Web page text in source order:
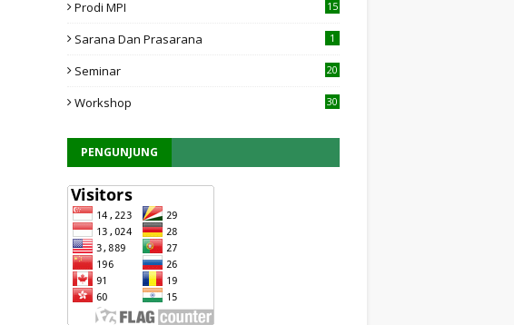
Prodi MPI
15
Sarana Dan Prasarana 1
Seminar 20
Workshop 30
PENGUNJUNG